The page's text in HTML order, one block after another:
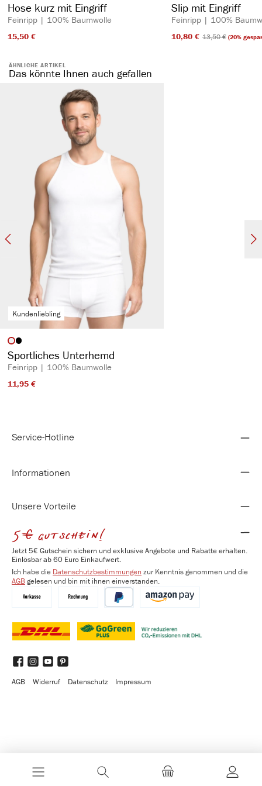
Hose kurz mit Eingriff
Feinripp | 100% Baumwolle
15,50 €​
Slip mit Eingriff
Feinripp | 100%
10,80 €​ 13,50 €​(20%
ÄHNLICHE ARTIKEL
Das könnte Ihnen auch gefallen
Kundenliebling
Artikelfarbe
Sportliches Unterhemd
Feinripp | 100% Baumwolle
11,95 €​
Service-Hotline
Informationen
Unsere Vorteile
5€ gutschein!
Jetzt 5€ Gutschein sichern und exklusive Angebote und Rabatte erhalten.
Einlösbar ab 60 Euro Einkaufwert.
Ich habe die Datenschutzbestimmungen zur Kenntnis genommen und die
AGBgelesen und bin mit ihnen einverstanden.
FacebookInstagram
YouTubePinterest
AGB
Widerruf Datenschutz Impressum